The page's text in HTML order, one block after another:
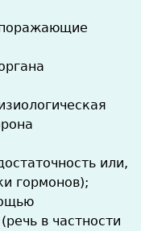
поражающие
или,
гормонов);
в частности